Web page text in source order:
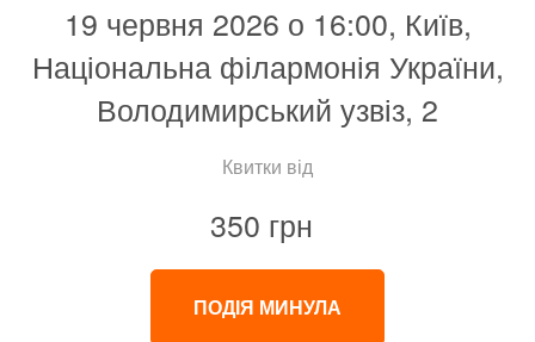
19 червня 2026 о 16:00, Київ,
Національна філармонія України,
Володимирський узвіз, 2
Квитки від
350 грн
ПОДІЯ МИНУЛА